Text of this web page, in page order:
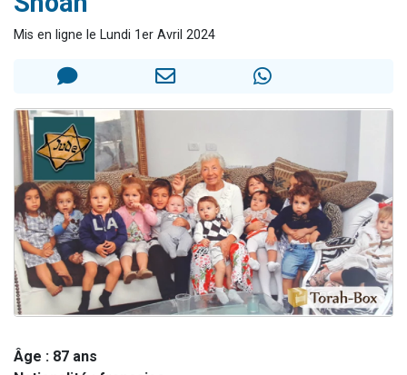
30 personnes viennent de faire un don pour Sauvez la jambe de Yohan
Il reste 49 places pour étudier en groupe sur Zoom
Mis en ligne le Lundi 1er Avril 2024
Âge : 87 ans